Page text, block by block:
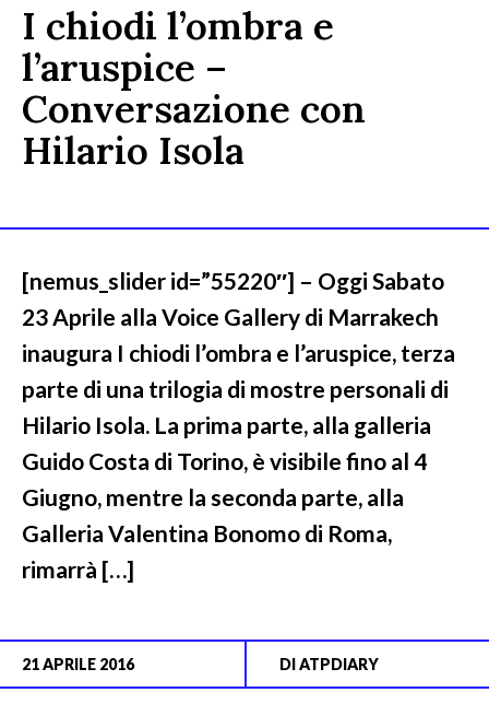
I chiodi l’ombra e
l’aruspice –
Conversazione con
Hilario Isola
[nemus_slider id=”55220″] – Oggi Sabato
23 Aprile alla Voice Gallery di Marrakech
inaugura I chiodi l’ombra e l’aruspice, terza
parte di una trilogia di mostre personali di
Hilario Isola. La prima parte, alla galleria
Guido Costa di Torino, è visibile fino al 4
Giugno, mentre la seconda parte, alla
Galleria Valentina Bonomo di Roma,
rimarrà […]
21 APRILE 2016 DIATPDIARY